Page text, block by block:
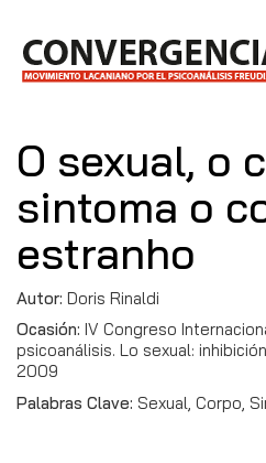
O sexual, o
sintoma o
estranho
Autor: Doris Rinaldi
Ocasión: IV Congreso
psicoanálisis. Lo sexual:
2009
Palabras Clave: Sexual, Corpo,